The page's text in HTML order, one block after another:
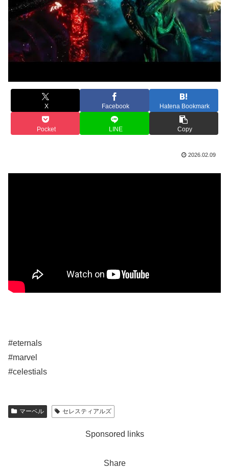
X Facebook Hatena Bookmark
Pocket LINE Copy
2026.02.09
#eternals
#marvel
#celestials
マーベル セレスティアルズ
Sponsored links
Share